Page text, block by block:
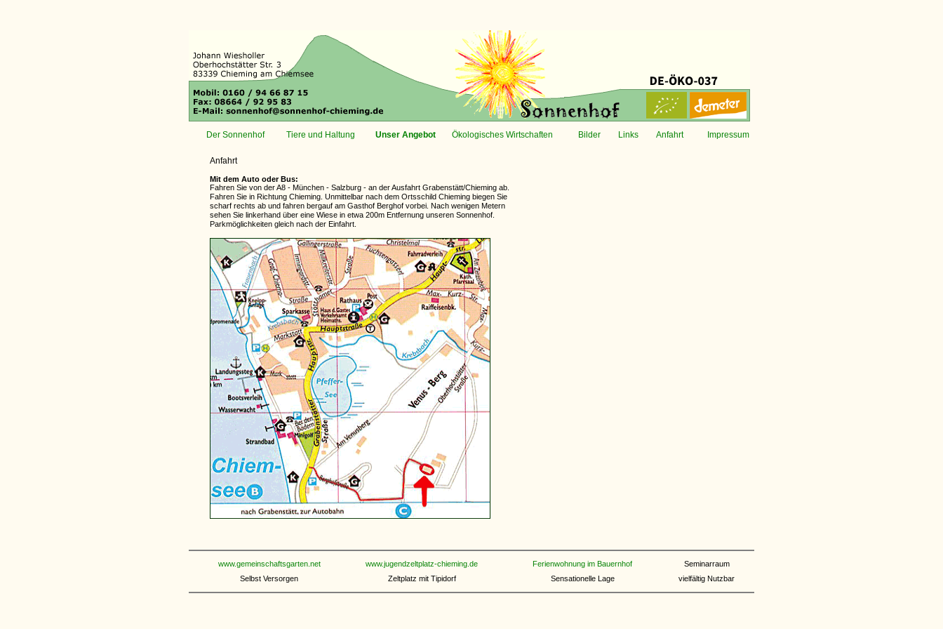
Der Sonnenhof Tiere und Haltung Unser Angebot Ökologisches Wirtschaften Bilder Links Anfahrt Impressum
Anfahrt
Mit dem Auto oder Bus:
Fahren Sie von der A8 - München - Salzburg - an der Ausfahrt Grabenstätt/Chieming ab.
Fahren Sie in Richtung Chieming. Unmittelbar nach dem Ortsschild Chieming biegen Sie
scharf rechts ab und fahren bergauf am Gasthof Berghof vorbei. Nach wenigen Metern
sehen Sie linkerhand über eine Wiese in etwa 200m Entfernung unseren Sonnenhof.
Parkmöglichkeiten gleich nach der Einfahrt.
www.gemeinschaftsgarten.net www.jugendzeltplatz-chieming.de Ferienwohnung im Bauernhof
Seminarraum
Selbst Versorgen
Zeltplatz mit Tipidorf Sensationelle Lage vielfältig Nutzbar